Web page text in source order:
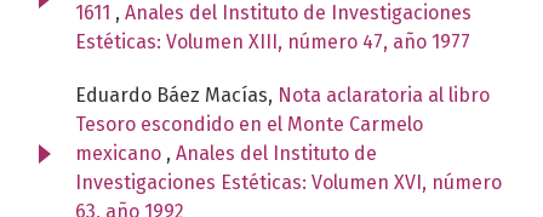
1611 , Anales del Instituto de Investigaciones
Estéticas: Volumen XIII, número 47, año 1977
Eduardo Báez Macías, Nota aclaratoria al libro
Tesoro escondido en el Monte Carmelo
mexicano , Anales del Instituto de
Investigaciones Estéticas: Volumen XVI, número
63, año 1992